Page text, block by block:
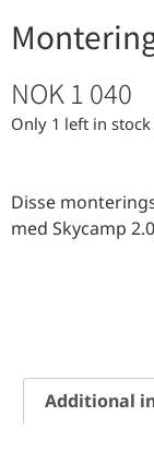
NOK 1 040
Only 1 left in
Disse
med Skycamp
Additional